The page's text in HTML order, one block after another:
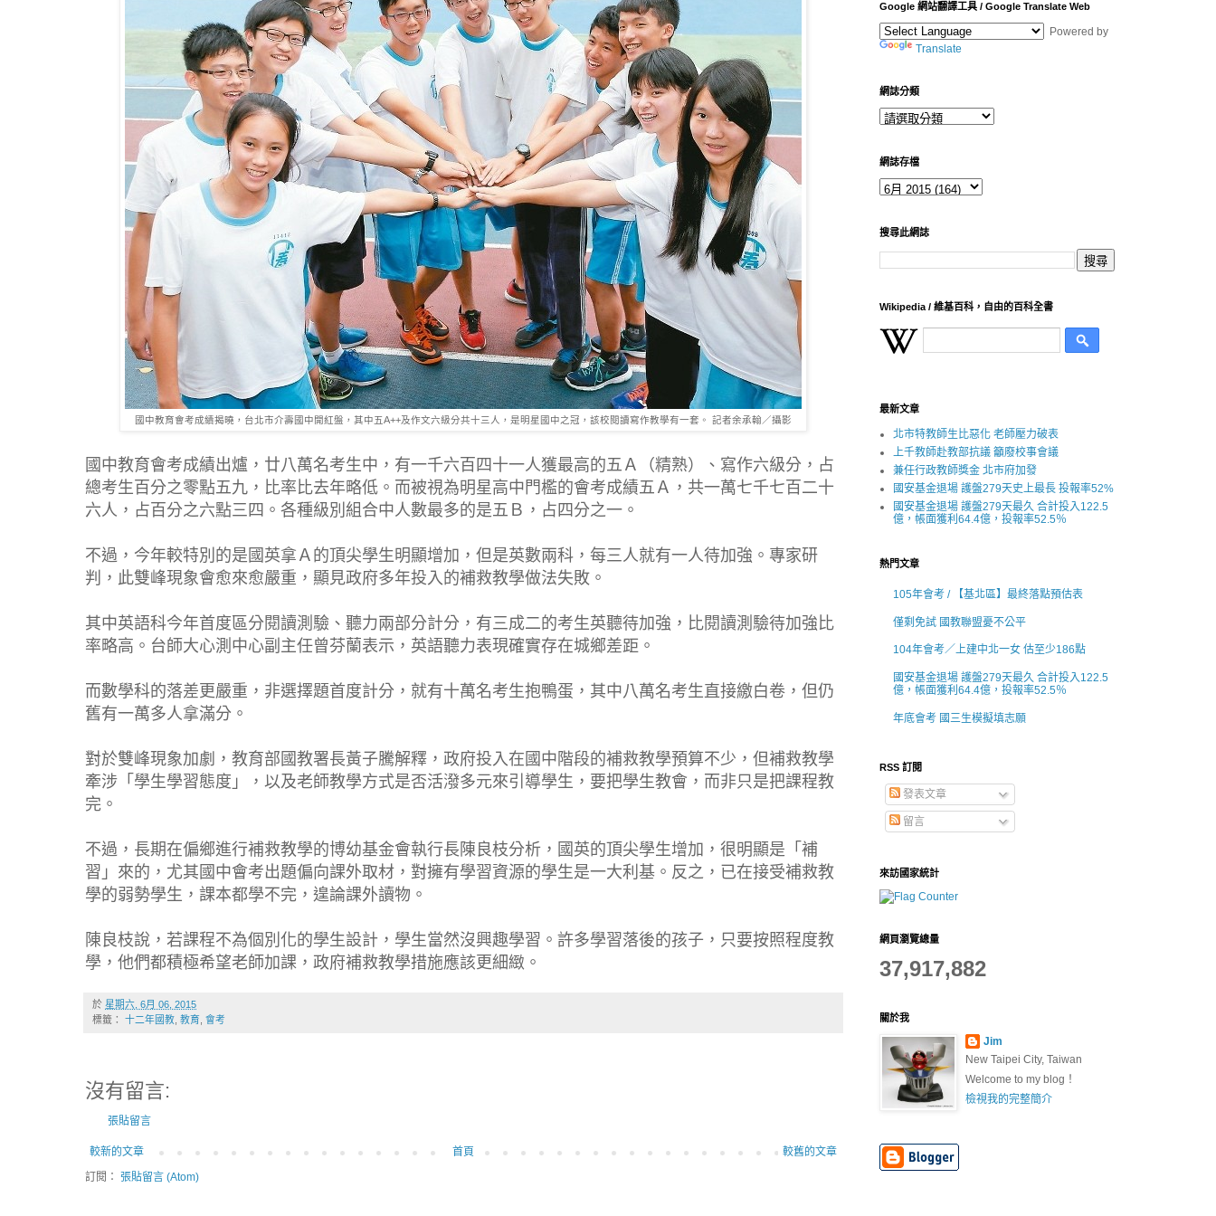
國中教育會考成績揭曉，台北市介壽國中開紅盤，其中五A++及作文六級分共十三人，是明星國中之冠，該校閱讀寫作教學有一套。 記者余承翰／攝影
國中教育會考成績出爐，廿八萬名考生中，有一千六百四十一人獲最高的五Ａ（精熟）、寫作六級分，占
總考生百分之零點五九，比率比去年略低。而被視為明星高中門檻的會考成績五Ａ，共一萬七千七百二十
六人，占百分之六點三四。各種級別組合中人數最多的是五Ｂ，占四分之一。
不過，今年較特別的是國英拿Ａ的頂尖學生明顯增加，但是英數兩科，每三人就有一人待加強。專家研
判，此雙峰現象會愈來愈嚴重，顯見政府多年投入的補救教學做法失敗。
其中英語科今年首度區分閱讀測驗、聽力兩部分計分，有三成二的考生英聽待加強，比閱讀測驗待加強比
率略高。台師大心測中心副主任曾芬蘭表示，英語聽力表現確實存在城鄉差距。
而數學科的落差更嚴重，非選擇題首度計分，就有十萬名考生抱鴨蛋，其中八萬名考生直接繳白卷，但仍
舊有一萬多人拿滿分。
對於雙峰現象加劇，教育部國教署長黃子騰解釋，政府投入在國中階段的補救教學預算不少，但補救教學
牽涉「學生學習態度」，以及老師教學方式是否活潑多元來引導學生，要把學生教會，而非只是把課程教
完。
不過，長期在偏鄉進行補救教學的博幼基金會執行長陳良枝分析，國英的頂尖學生增加，很明顯是「補
習」來的，尤其國中會考出題偏向課外取材，對擁有學習資源的學生是一大利基。反之，已在接受補救教
學的弱勢學生，課本都學不完，遑論課外讀物。
陳良枝說，若課程不為個別化的學生設計，學生當然沒興趣學習。許多學習落後的孩子，只要按照程度教
學，他們都積極希望老師加課，政府補救教學措施應該更細緻。
於 星期六, 6月 06, 2015
標籤： 十二年國教 教育 會考
沒有留言:
張貼留言
較新的文章 較舊的文章
首頁
訂閱： 張貼留言 (Atom)
Google 網站翻譯工具 / Google Translate Web
Powered by
Translate
網誌分類
網誌存檔
搜尋此網誌
Wikipedia / 維基百科，自由的百科全書
最新文章
北市特教師生比惡化 老師壓力破表
上千教師赴教部抗議 籲廢校事會議
兼任行政教師獎金 北市府加發
國安基金退場 護盤279天史上最長 投報率52%
國安基金退場 護盤279天最久 合計投入122.5
億，帳面獲利64.4億，投報率52.5％
熱門文章
105年會考 / 【基北區】最終落點預估表
僅剩免試 國教聯盟憂不公平
104年會考／上建中北一女 估至少186點
國安基金退場 護盤279天最久 合計投入122.5
億，帳面獲利64.4億，投報率52.5％
年底會考 國三生模擬填志願
RSS 訂閱
發表文章
留言
來訪國家統計
網頁瀏覽總量
37,917,882
關於我
Jim
New Taipei City, Taiwan
Welcome to my blog！
檢視我的完整簡介